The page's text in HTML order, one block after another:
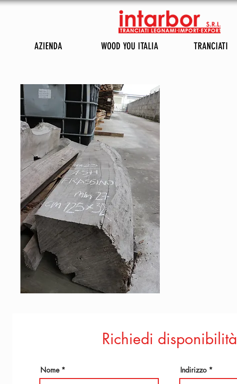
AZIENDA WOOD YOU ITALIA TRANCIATI
Richiedi disponibilità
Nome Indirizzo